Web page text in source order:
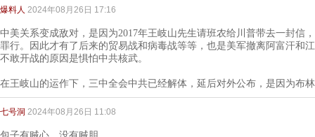
爆料人 2024年08月26日 17:16
中美关系变成敌对，是因为2017年王岐山先生请班农给川普带去一封信
罪行。因此才有了后来的贸易战和病毒战等等，也是美军撤离阿富汗和
不敢开战的原因是惧怕中共核武。
在王岐山的运作下，三中全会中共已经解体，延后对外公布，是因为布
七号洞 2024年08月26日 11:08